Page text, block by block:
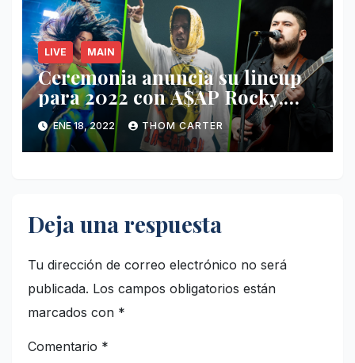
LIVE MAIN
Ceremonia anuncia su lineup
para 2022 con A$AP Rocky,
Nathy Peluso, Noah Pino Palo
y más.
ENE 18, 2022 THOM CARTER
Deja una respuesta
Tu dirección de correo electrónico no será
publicada. Los campos obligatorios están
marcados con *
Comentario *